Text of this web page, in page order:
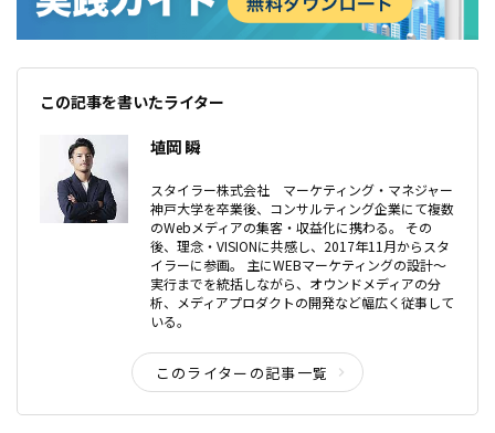
この記事を書いたライター
埴岡 瞬
スタイラー株式会社 マーケティング・マネジャー
神戸大学を卒業後、コンサルティング企業にて複数
のWebメディアの集客・収益化に携わる。 その
後、理念・VISIONに共感し、2017年11月からスタ
イラーに参画。 主にWEBマーケティングの設計〜
実行までを統括しながら、オウンドメディアの分
析、メディアプロダクトの開発など幅広く従事して
いる。
このライターの記事一覧